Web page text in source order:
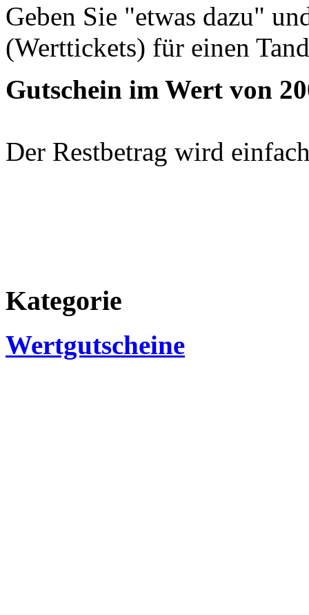
Geben Sie "etwas dazu"
(Werttickets) für einen
Gutschein im Wert von
Der Restbetrag wird
Kategorie
Wertgutscheine